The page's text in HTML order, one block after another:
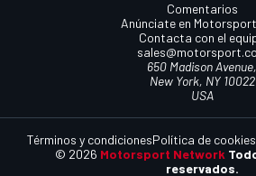
Comentarios
Anúnciate en
Contacta con el
650 Madison Avenue,
New York, NY 10022
USA
© 2026 Motorsport Network
reservados.
Términos y condicionesPolítica de cookies